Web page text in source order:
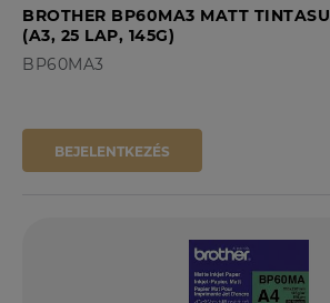
BROTHER BP60MA3 MATT
(A3, 25 LAP, 145G)
BP60MA3
BEJELENTKEZÉS